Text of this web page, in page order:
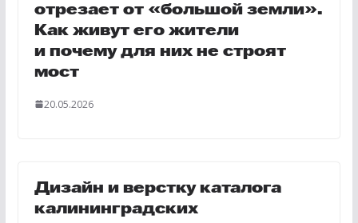
отрезает от «большой земли».
Как живут его жители
и почему для них не строят
мост
20.05.2026
Дизайн и верстку каталога
калининградских